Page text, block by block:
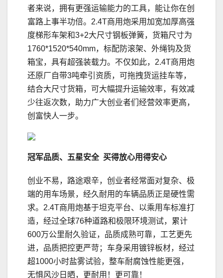
者来说，拥有更强运输能力的工具，能让你在创
富路上事半功倍。2.4T商用炮采用加宽加厚高强
度梯形车架和3+2大尺寸钢板弹簧，货箱尺寸为
1760*1520*540mm，标配防滚架、外绳钩及货
箱宝，具有超强装载力。不仅如此，2.4T商用炮
还原厂自带3吨牵引资质，可拖拽货运挂车等，
结合大尺寸货箱，可大幅提升运输效率，有效减
少往返次数，助力广大创业者们经营效率更高，
创富快人一步。
冠军品质、五星安全 买得放心用得安心
创业不易，路途艰辛，创业者经常面对复杂、极
端的用车场景，经久耐用的车辆品质正是硬性需
求。2.4T商用炮基于坦克平台、以乘用车标准打
造，经过全球76种道路和极限环境测试，累计
600万公里耐久验证，品质成熟可靠，工艺更先
进，品质把控更严苛；车身采用镀锌板材，经过
超1000小时盐雾试验，整车耐腐蚀性能更强，
无惧风沙日晒，更耐用！更可靠！